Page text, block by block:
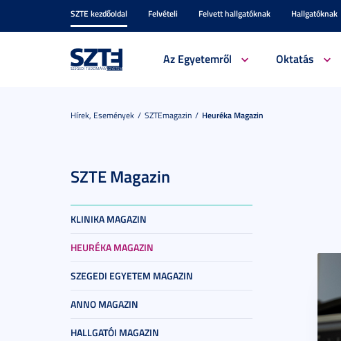
SZTE kezdőoldal Felvételi Felvett hallgatóknak Hallgatóknak
Az Egyetemről Oktatás
Hírek, Események SZTEmagazin Heuréka Magazin
SZTE Magazin
KLINIKA MAGAZIN
HEURÉKA MAGAZIN
SZEGEDI EGYETEM MAGAZIN
ANNO MAGAZIN
HALLGATÓI MAGAZIN